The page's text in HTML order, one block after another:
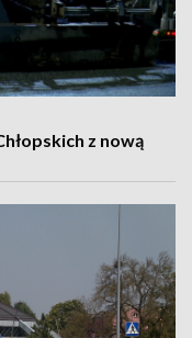
z nową